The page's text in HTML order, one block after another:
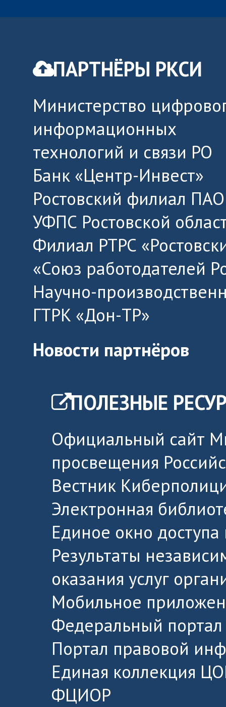
ПАРТНЁРЫ РКСИ
Министерство
информационных
технологий и связи РО
Банк «Центр-Инвест»
Ростовский филиал
УФПС Ростовской
Филиал РТРС
«Союз работодателей
Научно-
ГТРК «Дон-ТР»
Новости партнёров
ПОЛЕЗНЫЕ
Официальный сайт
просвещения
Вестник
Электронная
Единое окно
Результаты
оказания услуг
Мобильное
Федеральный портал
Портал правовой
Единая коллекция
ФЦИОР